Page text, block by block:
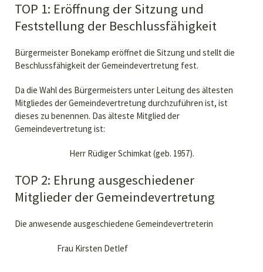
TOP 1: Eröffnung der Sitzung und
Feststellung der Beschlussfähigkeit
Bürgermeister Bonekamp eröffnet die Sitzung und stellt die
Beschlussfähigkeit der Gemeindevertretung fest.
Da die Wahl des Bürgermeisters unter Leitung des ältesten
Mitgliedes der Gemeindevertretung durchzuführen ist, ist
dieses zu benennen. Das älteste Mitglied der
Gemeindevertretung ist:
Herr Rüdiger Schimkat (geb. 1957).
TOP 2: Ehrung ausgeschiedener
Mitglieder der Gemeindevertretung
Die anwesende ausgeschiedene Gemeindevertreterin
Frau Kirsten Detlef